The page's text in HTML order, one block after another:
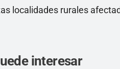
localidades rurales
interesar